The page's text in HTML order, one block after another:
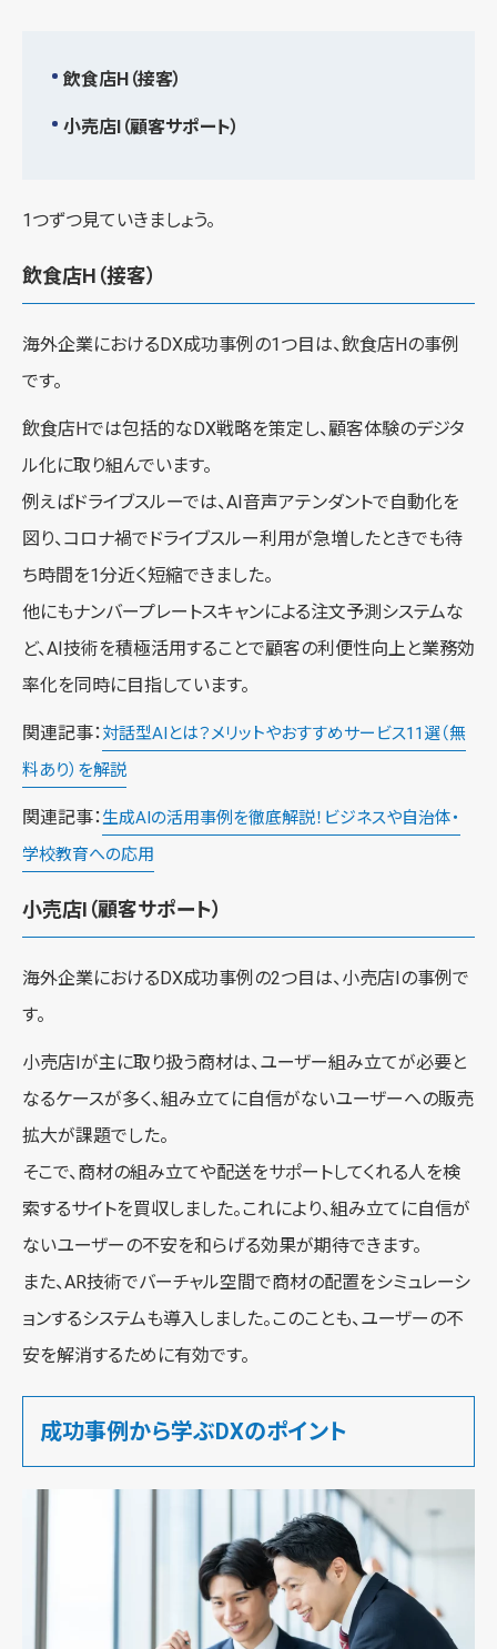
飲食店H（接客）
小売店I（顧客サポート）
1つずつ見ていきましょう。
飲食店H（接客）
海外企業におけるDX成功事例の1つ目は、飲食店Hの事例
です。
飲食店Hでは包括的なDX戦略を策定し、顧客体験のデジタ
ル化に取り組んでいます。
例えばドライブスルーでは、AI音声アテンダントで自動化を
図り、コロナ禍でドライブスルー利用が急増したときでも待
ち時間を1分近く短縮できました。
他にもナンバープレートスキャンによる注文予測システムな
ど、AI技術を積極活用することで顧客の利便性向上と業務効
率化を同時に目指しています。
関連記事： 対話型AIとは？メリットやおすすめサービス11選（無
料あり）を解説
関連記事：生成AIの活用事例を徹底解説！ビジネスや自治体・
学校教育への応用
小売店I（顧客サポート）
海外企業におけるDX成功事例の2つ目は、小売店Iの事例で
す。
小売店Iが主に取り扱う商材は、ユーザー組み立てが必要と
なるケースが多く、組み立てに自信がないユーザーへの販売
拡大が課題でした。
そこで、商材の組み立てや配送をサポートしてくれる人を検
索するサイトを買収しました。これにより、組み立てに自信が
ないユーザーの不安を和らげる効果が期待できます。
また、AR技術でバーチャル空間で商材の配置をシミュレーシ
ョンするシステムも導入しました。このことも、ユーザーの不
安を解消するために有効です。
成功事例から学ぶDXのポイント